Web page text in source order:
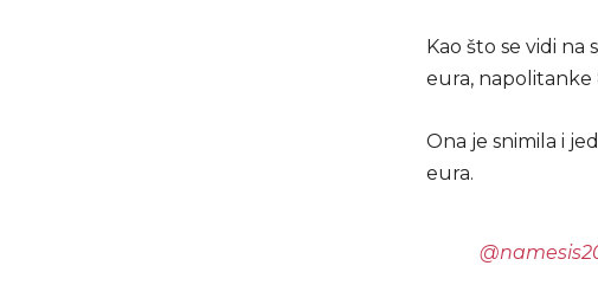
Kao što se vidi
eura, napolitanke
Ona je snimila i
eura.